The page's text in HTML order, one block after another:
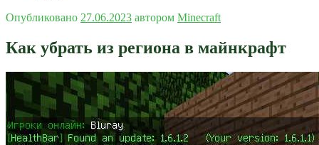
Опубликовано 27.06.2023 автором Minecraft
Как убрать из региона в майнкрафт